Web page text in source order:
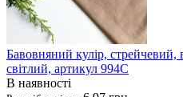
Бавовняний кулір, стрейчевий,
світлий, артикул 994С
В наявності